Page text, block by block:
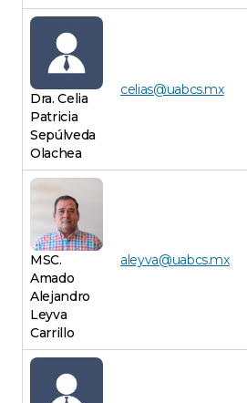
Dra. Celia
Patricia
Sepúlveda
Olachea
celias@uabcs.mx
MSC.
Amado
Alejandro
Leyva
Carrillo
aleyva@uabcs.mx